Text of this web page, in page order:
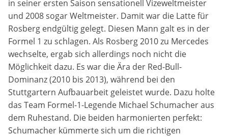
in seiner ersten Saison sensationell Vizeweltmeister
und 2008 sogar Weltmeister. Damit war die Latte für
Rosberg endgültig gelegt. Diesen Mann galt es in der
Formel 1 zu schlagen. Als Rosberg 2010 zu Mercedes
wechselte, ergab sich allerdings noch nicht die
Möglichkeit dazu. Es war die Ära der Red-Bull-
Dominanz (2010 bis 2013), während bei den
Stuttgartern Aufbauarbeit geleistet wurde. Dazu holte
das Team Formel-1-Legende Michael Schumacher aus
dem Ruhestand. Die beiden harmonierten perfekt:
Schumacher kümmerte sich um die richtigen
Anbieter:
Google LLC
Zweck:
Cookies, die ggf. zur Einbettung und Bereitstellung
von Videos auf unserer Website gesetzt werden.
Google Maps
Anbieter:
Google LLC